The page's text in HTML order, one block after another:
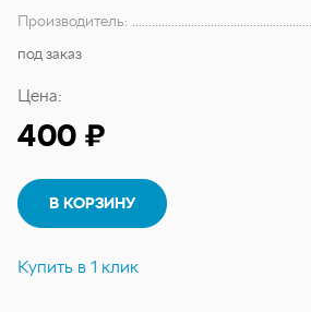
Производитель:
под заказ
Цена:
400 ₽
В КОРЗИНУ
Купить в 1 клик